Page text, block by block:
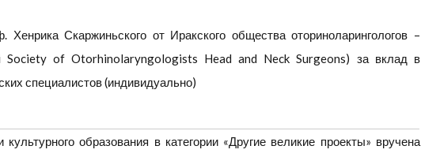
Хенрика Скаржиньского от Иракского общества оториноларингологов –
Society of Otorhinolaryngologists Head and Neck Surgeons) за вклад в
специалистов (индивидуально)
образования в категории «Другие великие проекты» вручена